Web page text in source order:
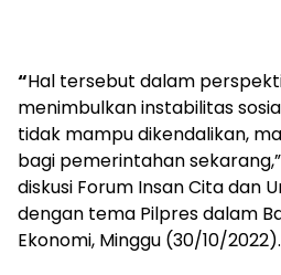
“Hal tersebut dalam
menimbulkan instabilitas
tidak mampu dikendalikan,
bagi pemerintahan
diskusi Forum Insan Cita dan
dengan tema Pilpres dalam
Ekonomi, Minggu (30/10/2022).